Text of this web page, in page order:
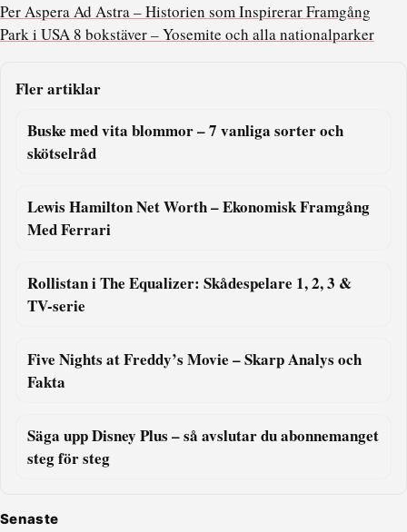
Per Aspera Ad Astra – Historien som Inspirerar Framgång
Park i USA 8 bokstäver – Yosemite och alla nationalparker
Fler artiklar
Buske med vita blommor – 7 vanliga sorter och
skötselråd
Lewis Hamilton Net Worth – Ekonomisk Framgång
Med Ferrari
Rollistan i The Equalizer: Skådespelare 1, 2, 3 &
TV-serie
Five Nights at Freddy’s Movie – Skarp Analys och
Fakta
Säga upp Disney Plus – så avslutar du abonnemanget
steg för steg
Senaste